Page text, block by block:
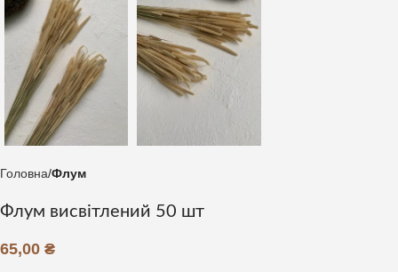
Головна Флум
Флум висвітлений 50 шт
65,00 ₴